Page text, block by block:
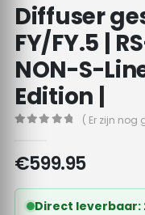
Diffuser
FY/FY.5 |
NON-S-
Edition |
( Er zijn nog
€599.95
Direct leverbaar: